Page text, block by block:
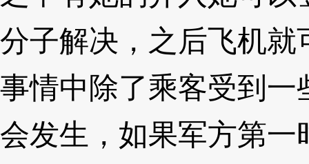
分子解决，之后飞机
事情中除了乘客受到
会发生，如果军方第